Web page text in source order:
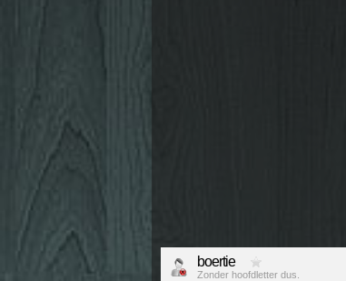
boertie
Zonder hoofdletter dus.